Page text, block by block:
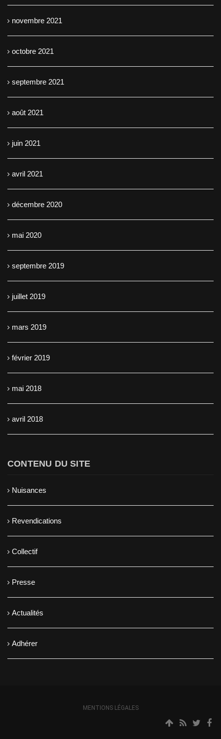
novembre 2021
octobre 2021
septembre 2021
août 2021
juin 2021
avril 2021
décembre 2020
mai 2020
septembre 2019
juillet 2019
mars 2019
février 2019
mai 2018
avril 2018
CONTENU DU SITE
Nuisances
Revendications
Collectif
Presse
Actualités
Adhérer
MENTIONS LÉGALES